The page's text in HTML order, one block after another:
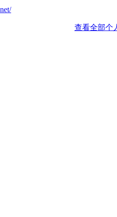
查看全部个